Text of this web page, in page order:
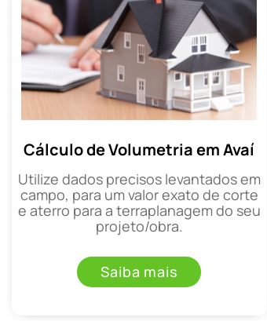
Cálculo de Volumetria em Avaí
Utilize dados precisos levantados em
campo, para um valor exato de corte
e aterro para a terraplanagem do seu
projeto/obra.
Saiba mais